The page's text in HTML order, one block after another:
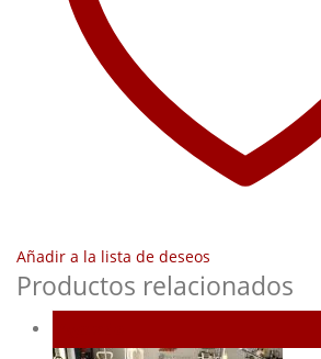
Añadir a la lista de deseos
Productos relacionados